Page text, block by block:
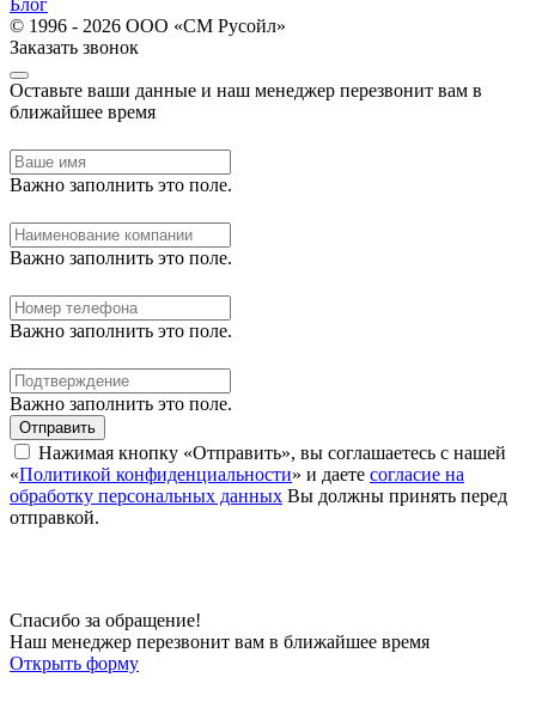
© 1996 - 2026 ООО «СМ Русойл»
Заказать звонок
Оставьте ваши данные и наш менеджер перезвонит вам в
ближайшее время
Важно заполнить это поле.
Важно заполнить это поле.
Важно заполнить это поле.
Важно заполнить это поле.
Отправить
Нажимая кнопку «Отправить», вы соглашаетесь с нашей
«Политикой конфиденциальности» и даете согласие на
обработку персональных данных Вы должны принять перед
отправкой.
Спасибо за обращение!
Наш менеджер перезвонит вам в ближайшее время
Открыть форму